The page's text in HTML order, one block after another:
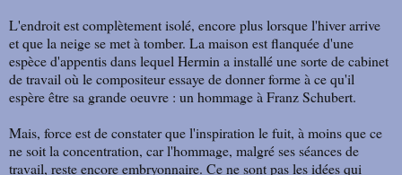
L'endroit est complètement isolé, encore plus lorsque l'hiver arrive
et que la neige se met à tomber. La maison est flanquée d'une
espèce d'appentis dans lequel Hermin a installé une sorte de cabinet
de travail où le compositeur essaye de donner forme à ce qu'il
espère être sa grande oeuvre : un hommage à Franz Schubert.
Mais, force est de constater que l'inspiration le fuit, à moins que ce
ne soit la concentration, car l'hommage, malgré ses séances de
travail, reste encore embryonnaire. Ce ne sont pas les idées qui